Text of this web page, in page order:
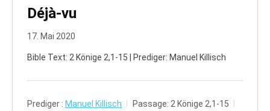
Déjà-vu
17. Mai 2020
Bible Text: 2 Könige 2,1-15 | Prediger: Manuel Killisch
Prediger : Manuel Killisch Passage: 2 Könige 2,1-15